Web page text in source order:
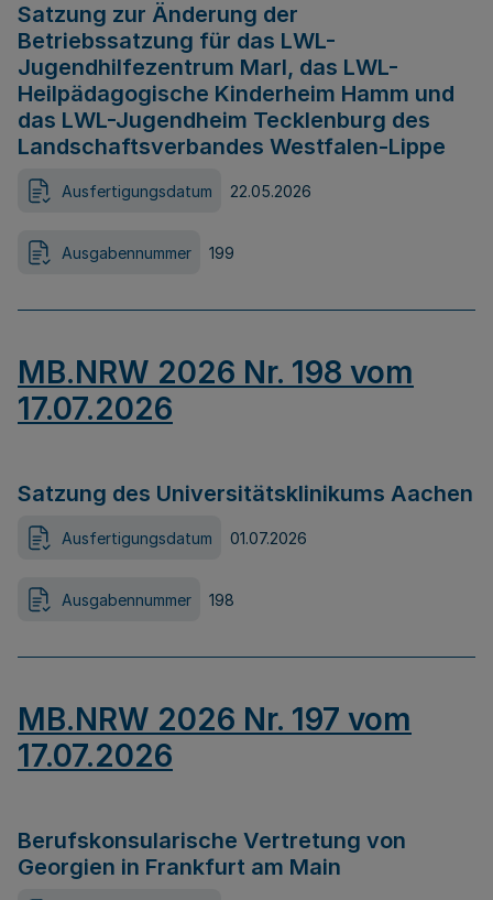
Satzung zur Änderung der
Betriebssatzung für das LWL-
Jugendhilfezentrum Marl, das LWL-
Heilpädagogische Kinderheim Hamm und
das LWL-Jugendheim Tecklenburg des
Landschaftsverbandes Westfalen-Lippe
Ausfertigungsdatum 22.05.2026
Ausgabennummer 199
MB.NRW 2026 Nr. 198 vom
17.07.2026
Satzung des Universitätsklinikums Aachen
Ausfertigungsdatum 01.07.2026
Ausgabennummer 198
MB.NRW 2026 Nr. 197 vom
17.07.2026
Berufskonsularische Vertretung von
Georgien in Frankfurt am Main